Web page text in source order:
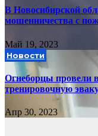
В Новосибирской
мошенничества с
Май 19, 2023
Новости
Огнеборцы провели
тренировочную
Апр 30, 2023